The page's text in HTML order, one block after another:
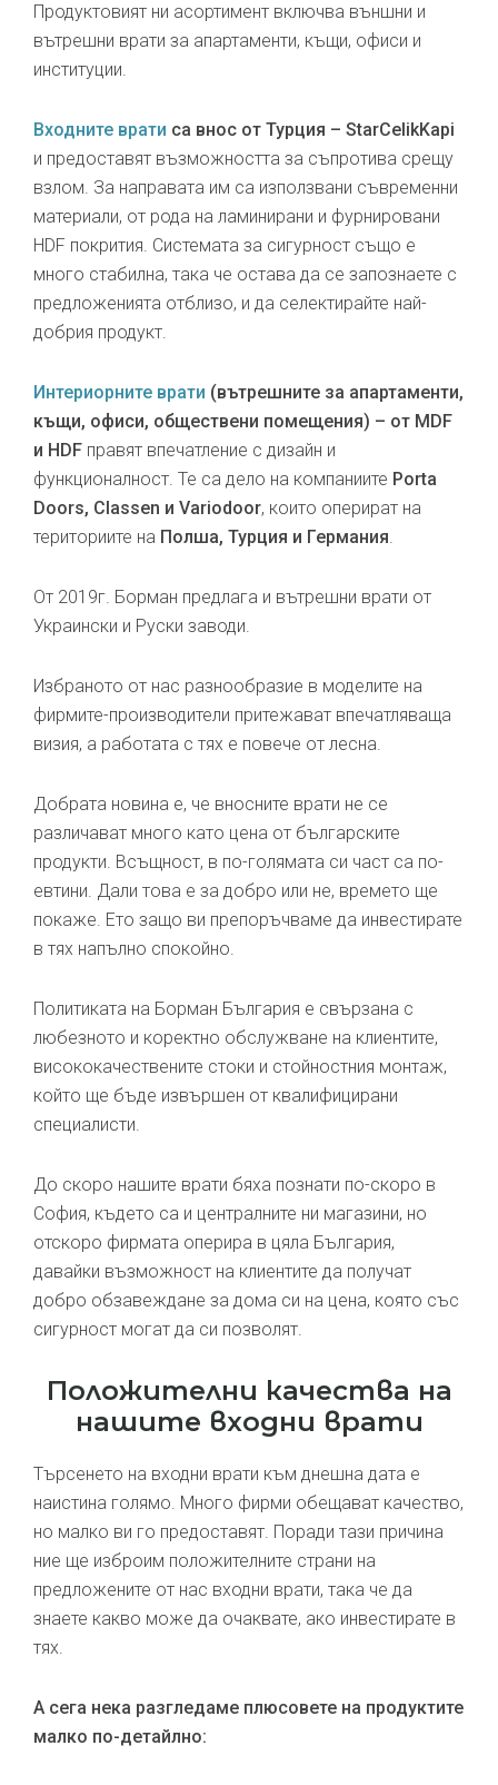
Продуктовият ни асортимент включва външни и
вътрешни врати за апартаменти, къщи, офиси и
институции.
Входните врати са внос от Турция – StarCelikKapi
и предоставят възможността за съпротива срещу
взлом. За направата им са използвани съвременни
материали, от рода на ламинирани и фурнировани
HDF покрития. Системата за сигурност също е
много стабилна, така че остава да се запознаете с
предложенията отблизо, и да селектирайте най-
добрия продукт.
Интериорните врати (вътрешните за апартаменти,
къщи, офиси, обществени помещения) – от MDF
и HDF правят впечатление с дизайн и
функционалност. Те са дело на компаниите Porta
Doors, Classen и Variodoor, които оперират на
териториите на Полша, Турция и Германия.
От 2019г. Борман предлага и вътрешни врати от
Украински и Руски заводи.
Избраното от нас разнообразие в моделите на
фирмите-производители притежават впечатляваща
визия, а работата с тях е повече от лесна.
Добрата новина е, че вносните врати не се
различават много като цена от българските
продукти. Всъщност, в по-голямата си част са по-
евтини. Дали това е за добро или не, времето ще
покаже. Ето защо ви препоръчваме да инвестирате
в тях напълно спокойно.
Политиката на Борман България е свързана с
любезното и коректно обслужване на клиентите,
висококачествените стоки и стойностния монтаж,
който ще бъде извършен от квалифицирани
специалисти.
До скоро нашите врати бяха познати по-скоро в
София, където са и централните ни магазини, но
отскоро фирмата оперира в цяла България,
давайки възможност на клиентите да получат
добро обзавеждане за дома си на цена, която със
сигурност могат да си позволят.
Положителни качества на
нашите входни врати
Търсенето на входни врати към днешна дата е
наистина голямо. Много фирми обещават качество,
но малко ви го предоставят. Поради тази причина
ние ще изброим положителните страни на
предложените от нас входни врати, така че да
знаете какво може да очаквате, ако инвестирате в
тях.
А сега нека разгледаме плюсовете на продуктите
малко по-детайлно: